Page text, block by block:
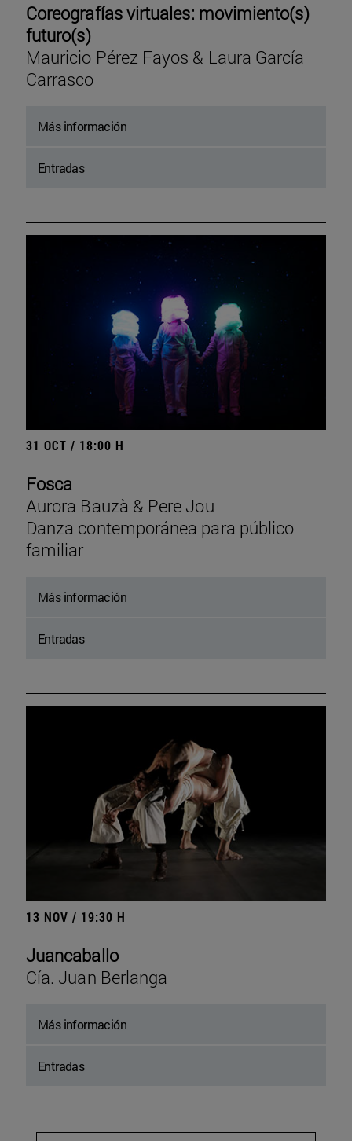
Coreografías virtuales: movimiento(s)
futuro(s)
Mauricio Pérez Fayos & Laura García
Carrasco
Más información
Entradas
31 OCT / 18:00 H
Fosca
Aurora Bauzà & Pere Jou
Danza contemporánea para público
familiar
Más información
Entradas
13 NOV / 19:30 H
Juancaballo
Cía. Juan Berlanga
Más información
Entradas